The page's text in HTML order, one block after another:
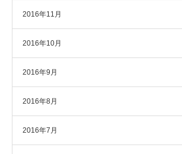
2016年11月
2016年10月
2016年9月
2016年8月
2016年7月